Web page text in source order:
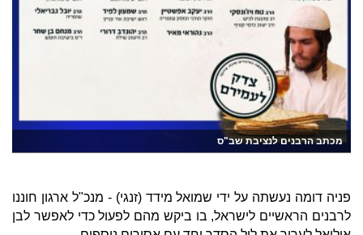
מכתב הרבנים לנציבת שב"ס
פניה דומה נעשתה על ידי שמואל מידד (זנגי) - מנכ"ל ארגון חוננו
לרבנים הראשיים לישראל, בו ביקש מהם לפעול כדי לאפשר לבן